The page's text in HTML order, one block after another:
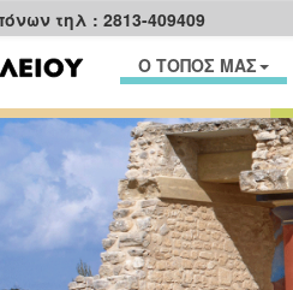
τηλ : 2813-409409
Ο ΤΟΠΟΣ ΜΑΣ